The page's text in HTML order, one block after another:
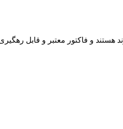
و فاکتور معتبر و قابل